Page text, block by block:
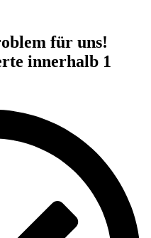
für uns!
innerhalb 1